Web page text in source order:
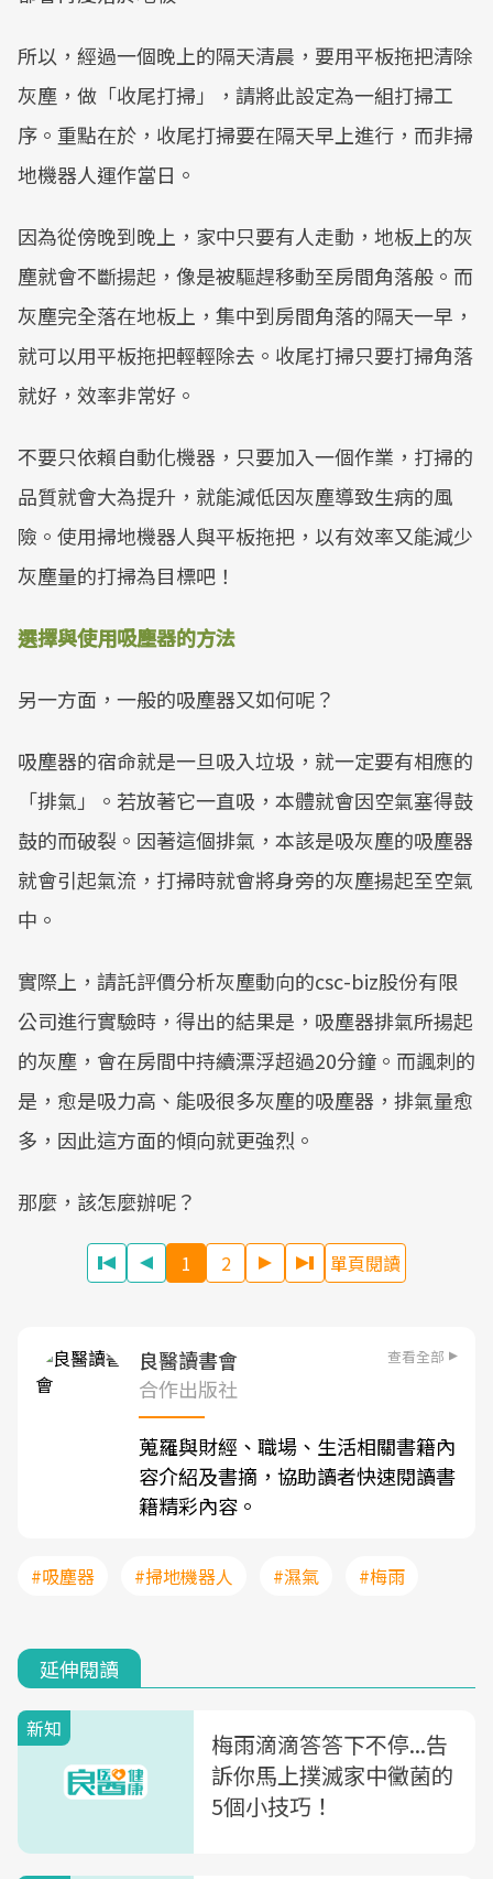
所以，經過一個晚上的隔天清晨，要用平板拖把清除
灰塵，做「收尾打掃」，請將此設定為一組打掃工
序。重點在於，收尾打掃要在隔天早上進行，而非掃
地機器人運作當日。
因為從傍晚到晚上，家中只要有人走動，地板上的灰
塵就會不斷揚起，像是被驅趕移動至房間角落般。而
灰塵完全落在地板上，集中到房間角落的隔天一早，
就可以用平板拖把輕輕除去。收尾打掃只要打掃角落
就好，效率非常好。
不要只依賴自動化機器，只要加入一個作業，打掃的
品質就會大為提升，就能減低因灰塵導致生病的風
險。使用掃地機器人與平板拖把，以有效率又能減少
灰塵量的打掃為目標吧！
選擇與使用吸塵器的方法
另一方面，一般的吸塵器又如何呢？
吸塵器的宿命就是一旦吸入垃圾，就一定要有相應的
「排氣」。若放著它一直吸，本體就會因空氣塞得鼓
鼓的而破裂。因著這個排氣，本該是吸灰塵的吸塵器
就會引起氣流，打掃時就會將身旁的灰塵揚起至空氣
中。
實際上，請託評價分析灰塵動向的csc-biz股份有限
公司進行實驗時，得出的結果是，吸塵器排氣所揚起
的灰塵，會在房間中持續漂浮超過20分鐘。而諷刺的
是，愈是吸力高、能吸很多灰塵的吸塵器，排氣量愈
多，因此這方面的傾向就更強烈。
那麼，該怎麼辦呢？
1 2 單頁閱讀
良醫讀書會 查看全部
合作出版社
蒐羅與財經、職場、生活相關書籍內
容介紹及書摘，協助讀者快速閱讀書
籍精彩內容。
#吸塵器 #掃地機器人 #濕氣 #梅雨
延伸閱讀
新知
梅雨滴滴答答下不停...告
訴你馬上撲滅家中黴菌的
5個小技巧！